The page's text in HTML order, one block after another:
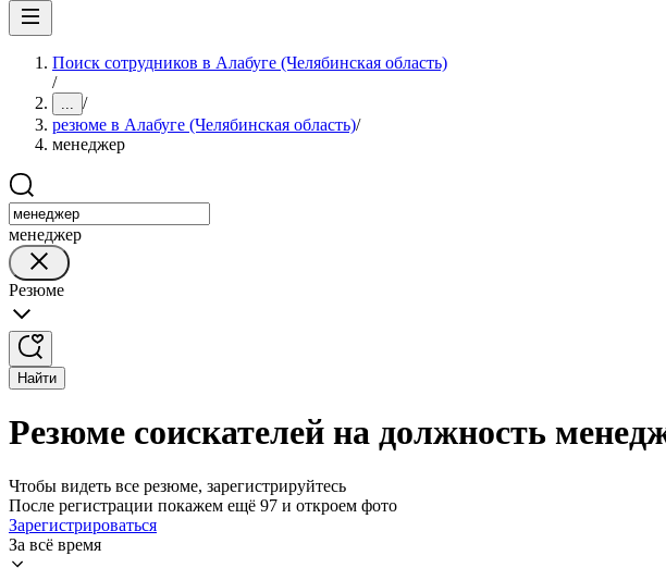
Поиск сотрудников в Алабуге (Челябинская область)
/
... /
резюме в Алабуге (Челябинская область)/
менеджер
менеджер
Резюме
Найти
Резюме соискателей на должность
Чтобы видеть все резюме, зарегистрируйтесь
После регистрации покажем ещё 97 и откроем фото
Зарегистрироваться
За всё время